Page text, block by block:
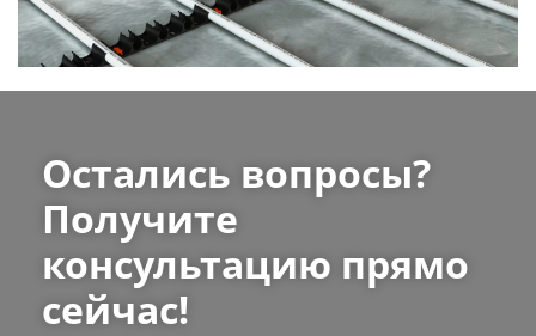
Остались вопросы?
Получите
консультацию прямо
сейчас!